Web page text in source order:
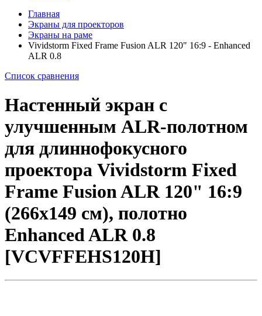
Главная
Экраны для проекторов
Экраны на раме
Vividstorm Fixed Frame Fusion ALR 120" 16:9 - Enhanced
ALR 0.8
Список сравнения
Настенный экран с
улучшенным ALR-полотном
для длиннофокусного
проектора Vividstorm Fixed
Frame Fusion ALR 120" 16:9
(266x149 см), полотно
Enhanced ALR 0.8
[VCVFFEHS120H]